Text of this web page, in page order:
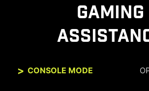
GAMING
CONSOLE MODE